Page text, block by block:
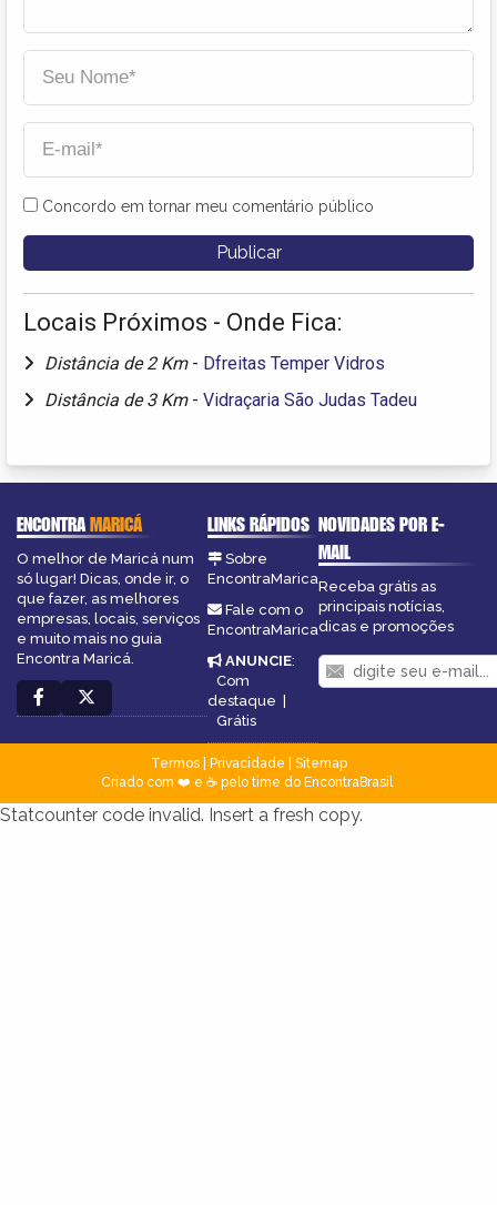
Concordo em tornar meu comentário público
Locais Próximos - Onde Fica:
Distância de 2 Km - Dfreitas Temper Vidros
Distância de 3 Km - Vidraçaria São Judas Tadeu
ENCONTRAMARICÁ
O melhor de Maricá num
só lugar! Dicas, onde ir, o
que fazer, as melhores
empresas, locais, serviços
e muito mais no guia
Encontra Maricá.
LINKS RÁPIDOS
Sobre
EncontraMarica
Fale com o
EncontraMarica
ANUNCIE:
Com
destaque |
Grátis
NOVIDADES POR E-
MAIL
Receba grátis as
principais notícias,
dicas e promoções
Termos| Privacidade
Sitemap
Criado com ❤️ e ☕ pelo time do EncontraBrasil
Statcounter code invalid. Insert a fresh copy.